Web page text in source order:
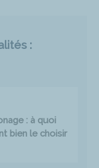
:
: à quoi
bien le choisir